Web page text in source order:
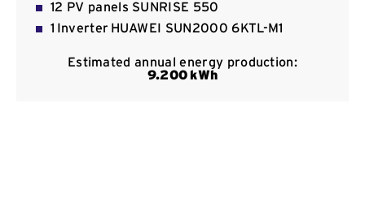
Kommunikation
12 PV panels SUNRISE 550
1 Inverter HUAWEI SUN2000 6KTL-Μ1
Estimated annual energy production:
9.200 kWh